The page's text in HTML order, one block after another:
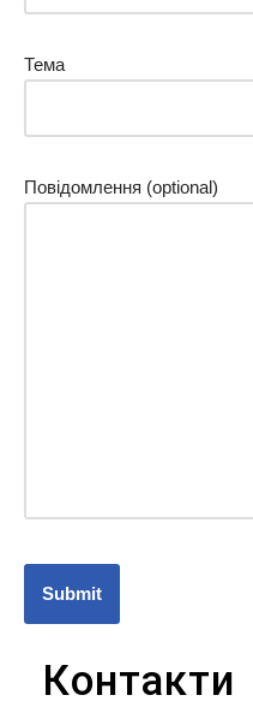
Контакти
Тема
Повідомлення (optional)